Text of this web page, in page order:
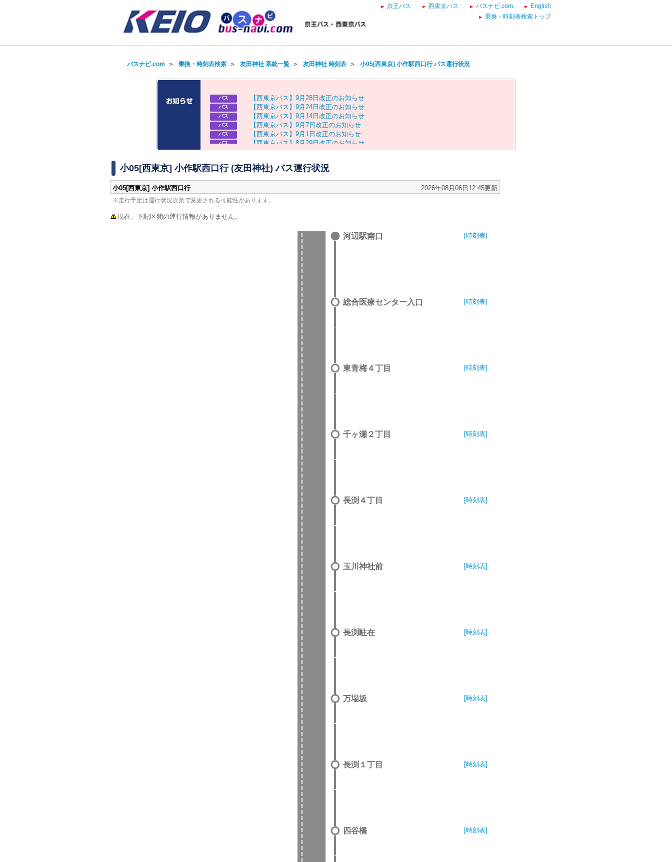
京王バス 西東京バス バスナビ.com
English
乗換・時刻表検索トップ
バスナビ.com ＞ 乗換・時刻表検索＞ 友田神社 系統一覧＞ 友田神社 時刻表＞ 小05[西東京] 小作駅西口行 バス運行状況
バス 【西東京バス 】 9月 28 日 改正のお知 らせ
バス 【西東京バス 】 9月 24 日 改正のお知 らせ
バス 【西東京バス 】 9月 14 日 改正のお知 らせ
バス 【西東京バス 】 9月 7 日 改正のお知 らせ
バス 【西東京バス 】 9月 1 日 改正のお知 らせ
バス 【西東京バス 】 8 月 29日改正のお知 らせ
バス 【京王バス】お盆ダイヤのお知らせ
小05[西東京] 小作駅西口行 (友田神社) バス運行状況
小05[西東京] 小作駅西口行 2026年08月06日12:45更新
※走行予定は運行状況次第で変更される可能性があります。
現在、下記区間の運行情報がありません。
河辺駅南口 [時刻表]
総合医療センター入口 [時刻表]
東青梅４丁目 [時刻表]
千ヶ瀬２丁目 [時刻表]
長渕４丁目 [時刻表]
玉川神社前 [時刻表]
長渕駐在 [時刻表]
万場坂 [時刻表]
長渕１丁目 [時刻表]
四谷橋 [時刻表]